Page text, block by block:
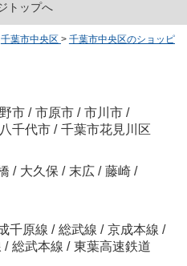
トップへ
千葉市中央区 > 千葉市中央区のショッピ
市 / 市原市 / 市川市 /
八千代市 / 千葉市花見川区
/ 大久保 / 末広 / 藤崎 /
千原線 / 総武線 / 京成本線 /
/ 総武本線 / 東葉高速鉄道